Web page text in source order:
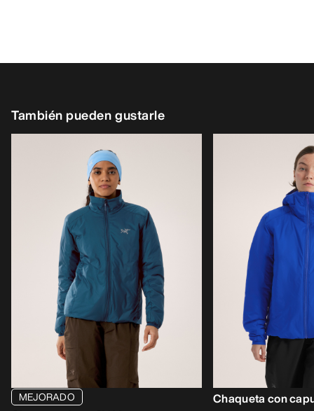
También pueden gustarle
MEJORADO
Chaqueta con